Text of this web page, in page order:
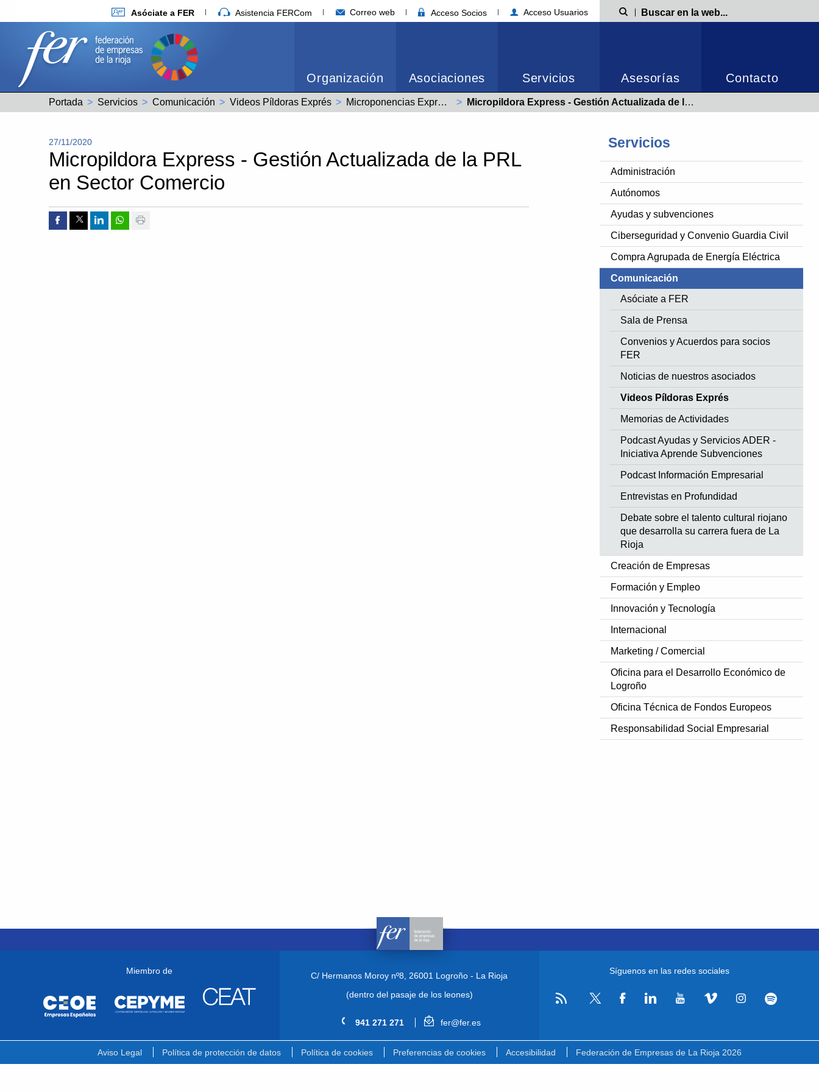
Asóciate a FER Asistencia FERCom Correo web Acceso Socios Acceso Usuarios Búsqueda
Organización Asociaciones Servicios Asesorías Contacto
Portada Servicios Comunicación Videos Píldoras Exprés Microponencias Express - Laboral Actual:
Micropildora Express - Gestión Actualizada de la PRL en Sector Comercio
Servicios
Administración
Autónomos
Ayudas y subvenciones
Ciberseguridad y Convenio Guardia Civil
Compra Agrupada de Energía Eléctrica
Comunicación
Asóciate a FER
Sala de Prensa
Convenios y Acuerdos para socios
FER
Noticias de nuestros asociados
Videos Píldoras Exprés
Memorias de Actividades
Podcast Ayudas y Servicios ADER -
Iniciativa Aprende Subvenciones
Podcast Información Empresarial
Entrevistas en Profundidad
Debate sobre el talento cultural riojano
que desarrolla su carrera fuera de La
Rioja
Creación de Empresas
Formación y Empleo
Innovación y Tecnología
Internacional
Marketing / Comercial
Oficina para el Desarrollo Económico de
Logroño
Oficina Técnica de Fondos Europeos
Responsabilidad Social Empresarial
27/11/2020
Micropildora Express - Gestión Actualizada de la PRL
en Sector Comercio
Compartir por Facebook
Compartir por Twitter
Compartir por Linkedin
Compartir por whatsapp
Miembro de C/ Hermanos Moroy nº8, 26001 Logroño - La Rioja
(dentro del pasaje de los leones)
941 271 271 fer@fer.es
Síguenos en las redes sociales
Aviso Legal Política de protección de datos Política de cookies Preferencias de cookies Accesibilidad Federación de Empresas de La Rioja 2026